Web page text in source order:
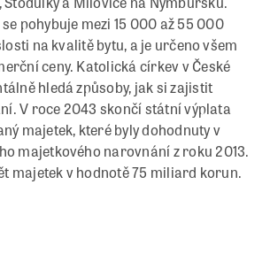
pohybuje mezi 15 000 až 55 000
na kvalitě bytu, a je určeno všem
ceny. Katolická církev v České
hledá způsoby, jak si zajistit
V roce 2043 skončí státní výplata
majetek, které byly dohodnuty v
majetkového narovnání z roku 2013.
majetek v hodnotě 75 miliard korun.